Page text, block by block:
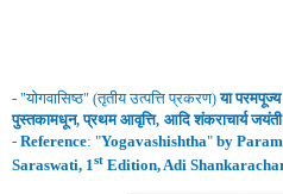
- "योगवासिष्ठ" (तृतीय उत्पत्तिप्रकरण)या परमपूज्य
पुस्तकामधून, प्रथमआवृत्ति, आदि शंकराचार्य जयंती
- Reference: "Yogavashishtha" by
Saraswati, 1st Edition, Adi